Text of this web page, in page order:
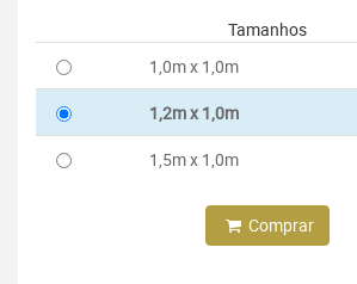
Tamanhos
1,0m x 1,0m
1,2m x 1,0m
1,5m x 1,0m
Comprar